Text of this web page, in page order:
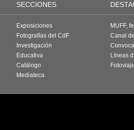
SECCIONES
Exposiciones
Fotografías del CdF
Investigación
Educativa
Catálogo
Mediateca
MUFF,
Canal
Líneas